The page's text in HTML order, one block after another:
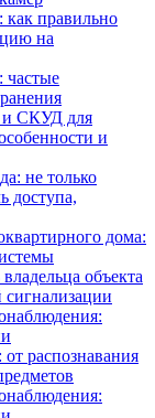
правильно
на
и СКУД для
и
не только
доступа,
дома:
объекта
сигнализации
распознавания